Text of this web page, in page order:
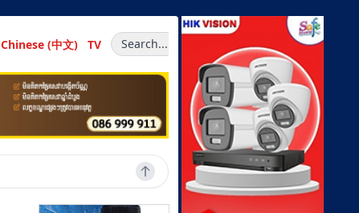
Chinese (中文) TV Search...